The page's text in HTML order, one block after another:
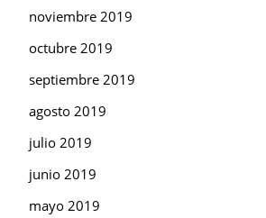
noviembre 2019
octubre 2019
septiembre 2019
agosto 2019
julio 2019
junio 2019
mayo 2019